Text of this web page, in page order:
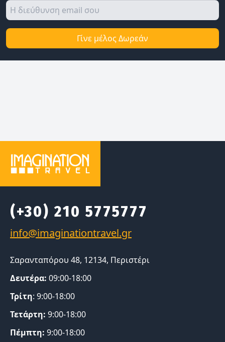
Γίνε μέλος Δωρεάν
(+30) 210 5775777
Σαρανταπόρου 48, 12134, Περιστέρι
Δευτέρα: 09:00-18:00
Τρίτη: 9:00-18:00
Τετάρτη: 9:00-18:00
Πέμπτη: 9:00-18:00